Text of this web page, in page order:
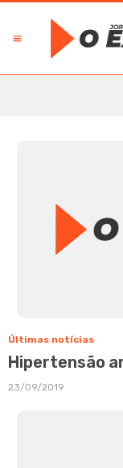
Últimas notícias
Hipertensão
23/09/2019